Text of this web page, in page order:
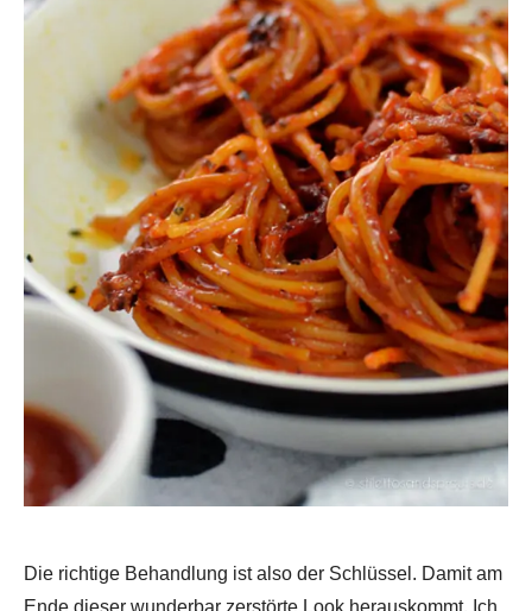
Die richtige Behandlung ist also der Schlüssel. Damit am
Ende dieser wunderbar zerstörte Look herauskommt. Ich